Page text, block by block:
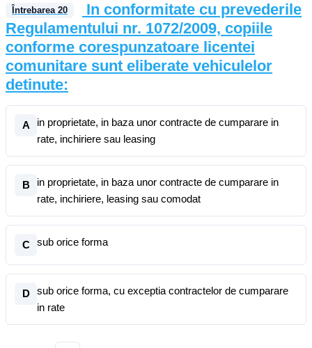
Întrebarea 20
In conformitate cu prevederile
Regulamentului nr. 1072/2009, copiile
conforme corespunzatoare licentei
comunitare sunt eliberate vehiculelor
detinute:
A
in proprietate, in baza unor contracte de cumparare in
rate, inchiriere sau leasing
B
in proprietate, in baza unor contracte de cumparare in
rate, inchiriere, leasing sau comodat
C sub orice forma
D
sub orice forma, cu exceptia contractelor de cumparare
in rate